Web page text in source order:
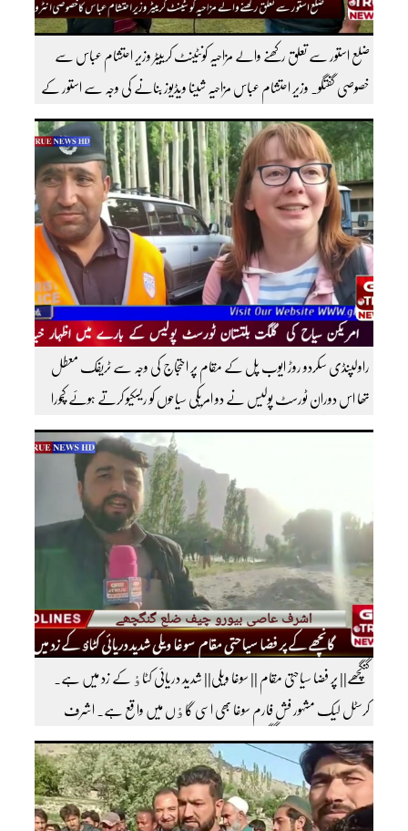
ضلع استور سے تعلق رکھنے والے مزاحیہ کونٹینٹ کرییٹر وزیر احتشام عباس سے
خصوصی گفتگو۔ وزیر احتشام عباس مزاحیہ شینا ویڈیوز بنانے کی وجہ سے استور کے
اندر کافی مشہور ہیں مزید اچھی اچھی ویڈیوز دیکھنے کے لئے ہمارے یوٹیوب چینل کو
سبسکرائب کریں
راولپنڈی سکردو روڑ ایوب پل کے مقام پر احتجاج کی وجہ سے ٹریفک معطل
تھا اس دوران ٹورسٹ پولیس نے دو امریکی سیاحوں کو ریسکیو کرتے ہوئے کچورا
پہنچایا تھا امریکی سیاحوں کی گلگت بلتستان ٹورسٹ پولیس کے بارے اظہار
خیال کرتے ہوئے مزید اچھی اچھی ویڈیوز دیکھنے کے لئے ہمارے یوٹیوب چینل کو
گنگچھے|| پر فضا سیاحتی مقام || سوغا ویلی|| شدید دریائی کٹاٶ کے زد میں ہے۔
کرسٹل لیک مشہور فش فارم سوغا بھی اسی گاٶں میں واقع ہے۔ اشرف
عاصی بیورو چیف ضلع گنگچھے مزید اپڈیٹس دیکھنے کے لئے ہمارے یوٹیوب چینل کو
سبسکرائب کریں